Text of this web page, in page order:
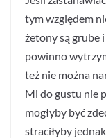
tym względem
żetony są grube
powinno
też nie można
Mi do gustu nie
mogłyby być
straciłyby